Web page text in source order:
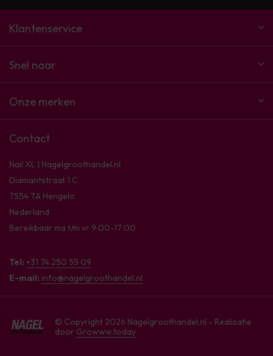
Klantenservice
Snel naar
Onze merken
Contact
Nail XL | Nagelgroothandel.nl
Diamantstraat 1 C
7554 TA Hengelo
Nederland
Bereikbaar ma t/m vr 9:00-17:00
Tel: +31 74 250 55 09
E-mail: info@nagelgroothandel.nl
© Copyright 2026 Nagelgroothandel.nl - Realisatie
door Growww.today